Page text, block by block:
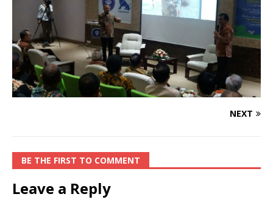
NEXT
BE THE FIRST TO COMMENT
Leave a Reply